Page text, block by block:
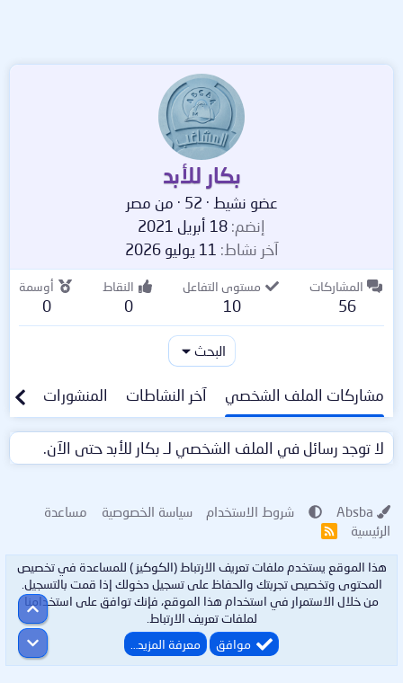
بكار للأبد
عضو نشيط ·
· من مصر
إنضم 18 أبريل 2021
آخر نشاط 11 يوليو 2026
المشاركات
56
مستوى التفاعل
10
النقاط
0
أوسمة
0
البحث
مشاركات الملف الشخصي آخر النشاطات المنشورات
لا توجد رسائل في الملف الشخصي لـ بكار للأبد حتى الآن.
شروط الاستخدام سياسة الخصوصية
مساعدة
الرئيسية
R
هذا الموقع يستخدم ملفات تعريف الارتباط (الكوكيز ) للمساعدة في تخصيص
المحتوى وتخصيص تجربتك والحفاظ على تسجيل دخولك إذا قمت بالتسجيل.
من خلال الاستمرار في استخدام هذا الموقع، فإنك توافق على استخدامنا
لملفات تعريف الارتباط.
موافق
معرفة المزيد…
أعلى